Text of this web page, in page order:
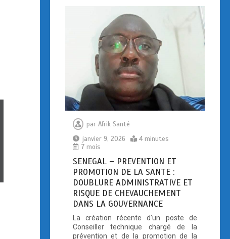
par Afrik Santé
janvier 9, 2026
4 minutes
7 mois
SENEGAL – PREVENTION ET
PROMOTION DE LA SANTE :
DOUBLURE ADMINISTRATIVE ET
RISQUE DE CHEVAUCHEMENT
DANS LA GOUVERNANCE
La création récente d’un poste de
Conseiller technique chargé de la
prévention et de la promotion de la